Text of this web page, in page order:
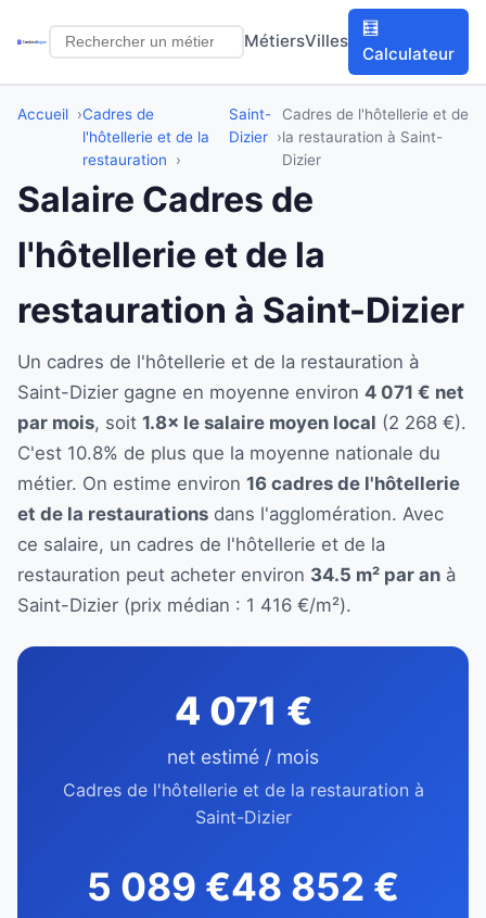
MétiersVilles
🧮
Calculateur
Accueil
Cadres de
l'hôtellerie et de la
restauration
Saint-
Dizier
Cadres de l'hôtellerie et de
la restauration à Saint-
Dizier
Salaire Cadres de
l'hôtellerie et de la
restauration à Saint-Dizier
Un cadres de l'hôtellerie et de la restauration à
Saint-Dizier gagne en moyenne environ 4 071 € net
par mois, soit 1.8× le salaire moyen local (2 268 €).
C'est 10.8% de plus que la moyenne nationale du
métier. On estime environ 16 cadres de l'hôtellerie
et de la restaurations dans l'agglomération. Avec
ce salaire, un cadres de l'hôtellerie et de la
restauration peut acheter environ 34.5 m² par an à
Saint-Dizier (prix médian : 1 416 €/m²).
4 071 €
net estimé / mois
Cadres de l'hôtellerie et de la restauration à
Saint-Dizier
5 089 €48 852 €